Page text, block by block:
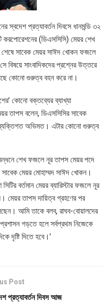
স্বদেশ প্রত্যাবর্তন দিবসে ধানমন্ডি ৩২
করপোরেশনের (ডিএসসিসি) মেয়র শেখ
সাবেক মেয়র সাঈদ খোকন ফজলে
বিষয়ে সাংবাদিকদের প্রশ্নের উত্তরে
কোনো গুরুত্ব বহন করে না।
কোনো বক্তব্যের ব্যাখ্যা
তাপস বলেন, ডিএসসিসির সাবেক
ব্যক্তিগত অভিমত। এটার কোনো গুরুত্ব
শেখ ফজলে নূর তাপস মেয়র পদে
সাবেক মেয়র মোহাম্মদ সাঈদ খোকন।
বর্তমান মেয়র ব্যারিস্টার ফজলে নূর
মেয়র তাপস দায়িত্ব গ্রহণের পর
আমি তাকে বলব, রাঘব-বোয়ালদের
গড়তে হলে সর্বপ্রথম নিজেকে
দৃষ্টি দিতে হবে।’
Post
প্রত্যাবর্তন দিবস আজ